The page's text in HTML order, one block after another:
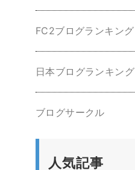
FC2ブログランキング
日本ブログランキング
ブログサークル
人気記事